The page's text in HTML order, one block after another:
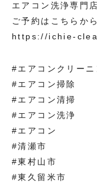
エアコン洗浄専門店
ご予約はこちらか
https://ichie-
#エアコンクリーニ
#エアコン掃除
#エアコン清掃
#エアコン洗浄
#エアコン
#清瀬市
#東村山市
#東久留米市